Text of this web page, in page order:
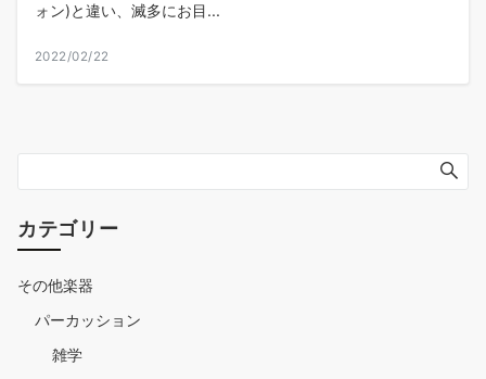
ォン)と違い、滅多にお目...
2022/02/22
カテゴリー
その他楽器
パーカッション
雑学